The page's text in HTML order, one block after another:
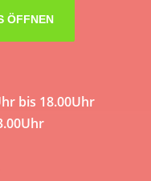
ÖFFNEN
bis 18.00Uhr